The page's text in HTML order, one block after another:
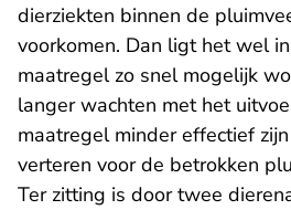
dierziekten binnen de
voorkomen. Dan ligt het wel
maatregel zo snel mogelijk
langer wachten met het
maatregel minder effectief
verteren voor de betrokken
Ter zitting is door twee